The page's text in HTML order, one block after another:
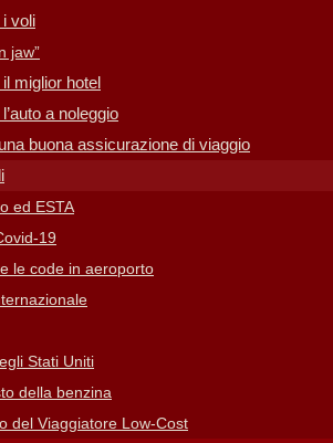
voli
jaw”
miglior hotel
a noleggio
buona assicurazione di viaggio
ed ESTA
19
le code in aeroporto
Stati Uniti
della benzina
del Viaggiatore Low-Cost